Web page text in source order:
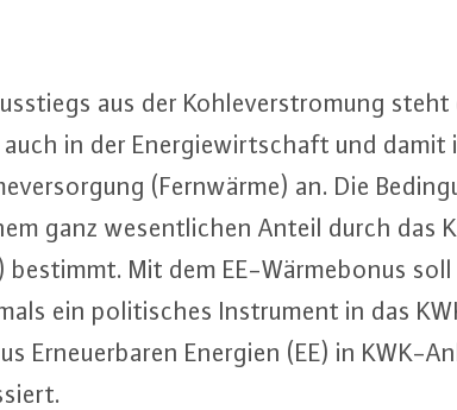
aus der Koh­le­ver­stro­mung
in der En­er­gie­wirt­schaft und damit
(Fernwärme) an. Die
ganz we­sent­li­chen Anteil durch das
bestimmt. Mit dem EE-Wär­me­bo­nus
ein po­li­ti­sches In­stru­ment in das
Er­neu­er­ba­ren Energien (EE) in KWK-